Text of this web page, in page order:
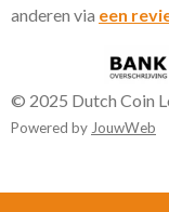
anderen via een
© 2025 Dutch Coin
Powered by JouwWeb